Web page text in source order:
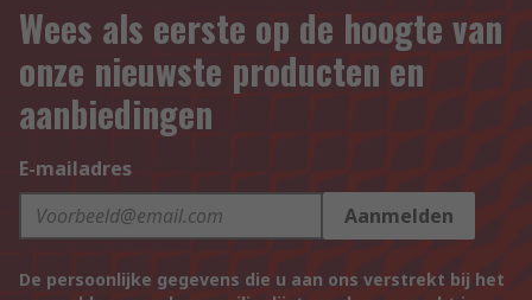
Wees als eerste op de hoogte van
onze nieuwste producten en
aanbiedingen
E-mailadres
Aanmelden
De persoonlijke gegevens die u aan ons verstrekt bij het